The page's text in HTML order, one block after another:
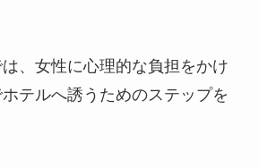
、女性に心理的な負担をかけ
テルへ誘うためのステップを